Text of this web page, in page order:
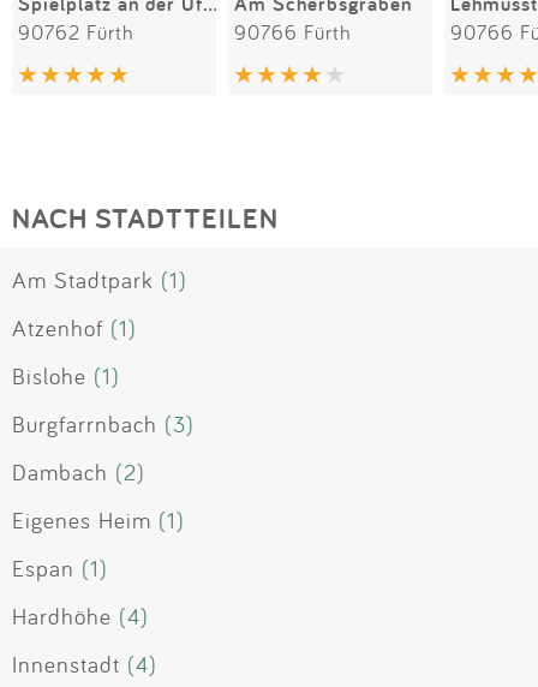
90762 Fürth 90766 Fürth 90766
NACH STADTTEILEN
Am Stadtpark (1)
Atzenhof (1)
Bislohe (1)
Burgfarrnbach (3)
Dambach (2)
Eigenes Heim (1)
Espan (1)
Hardhöhe (4)
Innenstadt (4)